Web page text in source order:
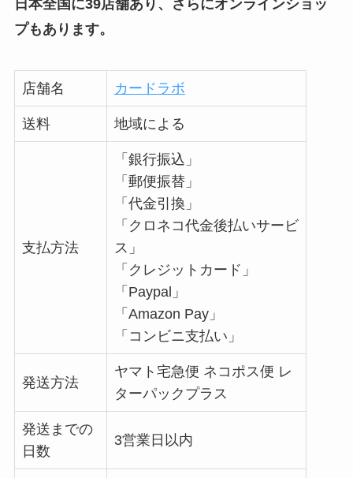
日本全国に39店舗あり、さらにオンラインショッ
プもあります。
店舗名 カードラボ
送料 地域による
支払方法
「銀行振込」
「郵便振替」
「代金引換」
「クロネコ代金後払いサービ
ス」
「クレジットカード」
「Paypal」
「Amazon Pay」
「コンビニ支払い」
発送方法
ヤマト宅急便 ネコポス便 レ
ターパックプラス
発送までの
日数
3営業日以内